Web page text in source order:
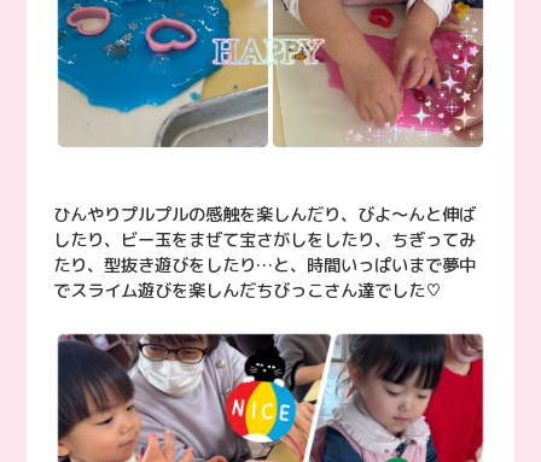
ひんやりプルプルの感触を楽しんだり、びよ〜んと伸ば
したり、ビー玉をまぜて宝さがしをしたり、ちぎってみ
たり、型抜き遊びをしたり…と、時間いっぱいまで夢中
でスライム遊びを楽しんだちびっこさん達でした♡